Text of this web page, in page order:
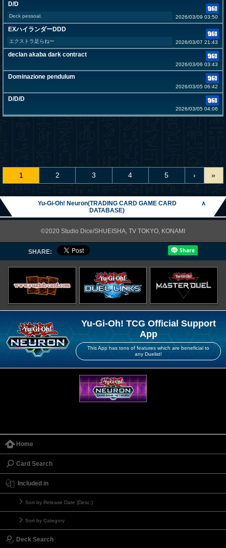
D/D
Deck pessoal. 2026/03/09 03:50
EXハイランダーDDD
エクストラ足らねー 2026/03/07 21:43
declan akaba dark contract
2026/03/06 03:43
Dominazione pendulum
2026/03/05 06:42
D/D/D
2026/03/05 04:06
1 2 3 4 5 › »
Yu-Gi-Oh! Neuron(TRADING CARD GAME CARD
DATABASE)
∧
©2020 Studio Dice/SHUEISHA, TV TOKYO, KONAMI
SHARE:
Yu-Gi-Oh! TCG Official Support
App
This App has tons of features which are beneficial to
any Duelist!
Home
Card Search
Included in
Sort by Release Date (Desc.)
Sort by Category
Deck Search